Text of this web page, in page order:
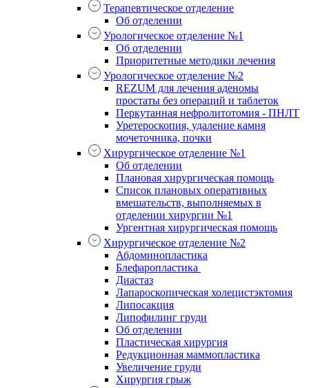
Терапевтическое отделение
Об отделении
Урологическое отделение №1
Об отделении
Приоритетные методики лечения
Урологическое отделение №2
REZUM для лечения аденомы
простаты без операций и таблеток
Перкутанная нефролитотомия - ПНЛТ
Уретероскопия, удаление камня
мочеточника, почки
Хирургическое отделение №1
Об отделении
Плановая хирургическая помощь
Список плановых оперативных
вмешательств, выполняемых в
отделении хирургии №1
Ургентная хирургическая помощь
Хирургическое отделение №2
Абдоминопластика
Блефаропластика
Диастаз
Лапароскопическая холецистэктомия
Липосакция
Липофилинг груди
Об отделении
Пластическая хирургия
Редукционная маммопластика
Увеличение груди
Хирургия грыж